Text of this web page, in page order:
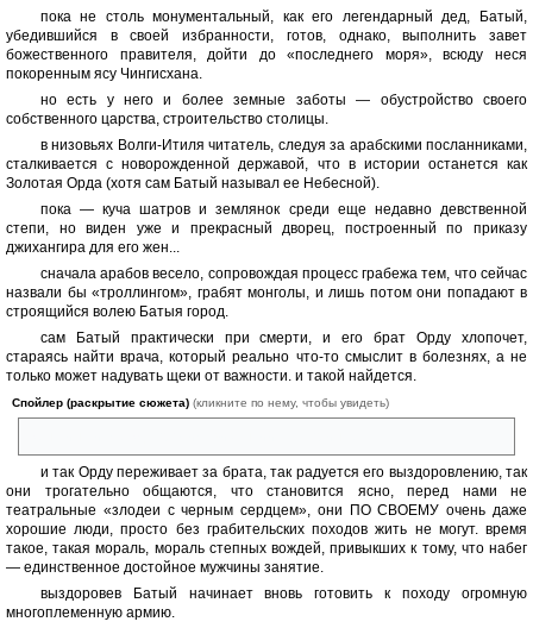
пока не столь монументальный, как его легендарный дед, Батый,
убедившийся в своей избранности, готов, однако, выполнить завет
божественного правителя, дойти до «последнего моря», всюду неся
покоренным ясу Чингисхана.
но есть у него и более земные заботы — обустройство своего
собственного царства, строительство столицы.
в низовьях Волги-Итиля читатель, следуя за арабскими посланниками,
сталкивается с новорожденной державой, что в истории останется как
Золотая Орда (хотя сам Батый называл ее Небесной).
пока — куча шатров и землянок среди еще недавно девственной
степи, но виден уже и прекрасный дворец, построенный по приказу
джихангира для его жен...
сначала арабов весело, сопровождая процесс грабежа тем, что сейчас
назвали бы «троллингом», грабят монголы, и лишь потом они попадают в
строящийся волею Батыя город.
сам Батый практически при смерти, и его брат Орду хлопочет,
стараясь найти врача, который реально что-то смыслит в болезнях, а не
только может надувать щеки от важности. и такой найдется.
Спойлер (раскрытие сюжета) (кликните по нему, чтобы увидеть)
и так Орду переживает за брата, так радуется его выздоровлению, так
они трогательно общаются, что становится ясно, перед нами не
театральные «злодеи с черным сердцем», они ПО СВОЕМУ очень даже
хорошие люди, просто без грабительских походов жить не могут. время
такое, такая мораль, мораль степных вождей, привыкших к тому, что набег
— единственное достойное мужчины занятие.
выздоровев Батый начинает вновь готовить к походу огромную
многоплеменную армию.